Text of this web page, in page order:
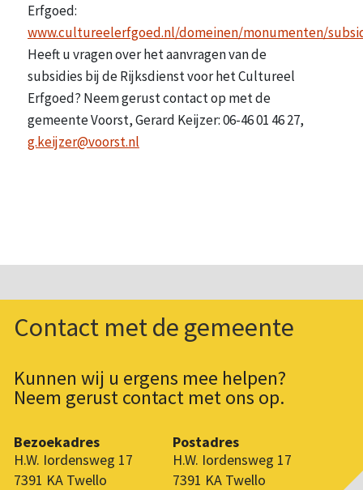
Erfgoed:
www.cultureelerfgoed.nl/domeinen/monumenten/
Heeft u vragen over het aanvragen van de
subsidies bij de Rijksdienst voor het Cultureel
Erfgoed? Neem gerust contact op met de
gemeente Voorst, Gerard Keijzer: 06-46 01 46 27,
g.keijzer@voorst.nl
Contact met de gemeente
Kunnen wij u ergens mee helpen?
Neem gerust contact met ons op.
Bezoekadres
H.W. Iordensweg 17
7391 KA Twello
Postadres
H.W. Iordensweg 17
7391 KA Twello